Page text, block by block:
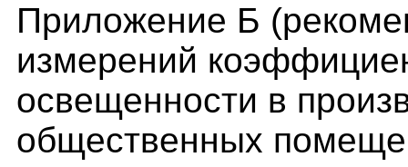
Приложение Б
измерений
освещенности в
общественных